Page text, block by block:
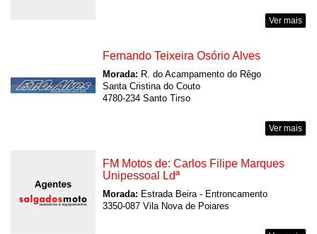
Ver mais
Fernando Teixeira Osório Alves
Morada: R. do Acampamento do Rêgo
Santa Cristina do Couto
4780-234 Santo Tirso
Ver mais
FM Motos de: Carlos Filipe Marques
Unipessoal Ldª
Morada: Estrada Beira - Entroncamento
3350-087 Vila Nova de Poiares